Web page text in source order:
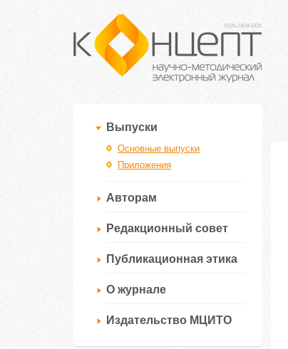
Выпуски
Основные выпуски
Приложения
Авторам
Редакционный совет
Публикационная этика
О журнале
Издательство МЦИТО